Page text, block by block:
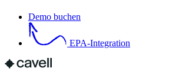
Demo buchen
EPA-Integration